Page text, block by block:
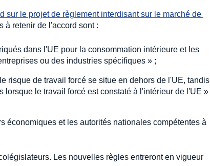
sur le projet de règlement interdisant sur le marché de
à retenir de l'accord sont :
dans l'UE pour la consommation intérieure et les
ou des industries spécifiques » ;
risque de travail forcé se situe en dehors de l'UE, tandis
le travail forcé est constaté à l'intérieur de l'UE »
économiques et les autorités nationales compétentes à
Les nouvelles règles entreront en vigueur